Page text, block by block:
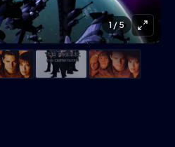
1/ 5